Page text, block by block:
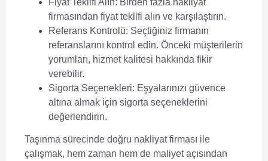
firmasından fiyat teklifi alın ve karşılaştırın.
Referans Kontrolü: Seçtiğiniz firmanın
referanslarını kontrol edin. Önceki müşterilerin
yorumları, hizmet kalitesi hakkında fikir
verebilir.
Sigorta Seçenekleri: Eşyalarınızı güvence
altına almak için sigorta seçeneklerini
değerlendirin.
Taşınma sürecinde doğru nakliyat firması ile
çalışmak, hem zaman hem de maliyet açısından